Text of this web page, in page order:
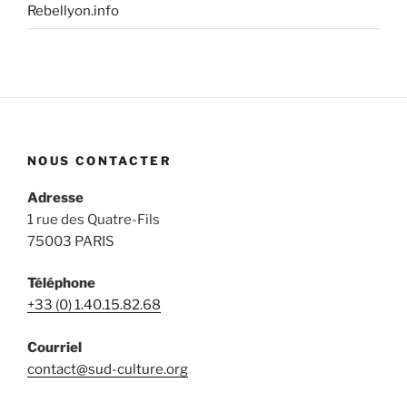
Rebellyon.info
NOUS CONTACTER
Adresse
1 rue des Quatre-Fils
75003 PARIS
Téléphone
+33 (0) 1.40.15.82.68
Courriel
contact@sud-culture.org